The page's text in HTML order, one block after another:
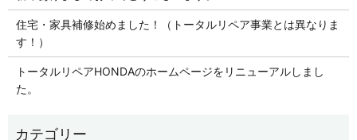
住宅・家具補修始めました！（トータルリペア事業とは異なりま
す！）
トータルリペアHONDAのホームページをリニューアルしまし
た。